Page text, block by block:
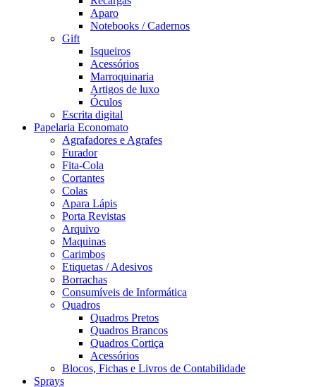
Aparo
Notebooks / Cadernos
Gift
Isqueiros
Acessórios
Marroquinaria
Artigos de luxo
Óculos
Escrita digital
Papelaria Economato
Agrafadores e Agrafes
Furador
Fita-Cola
Cortantes
Colas
Apara Lápis
Porta Revistas
Arquivo
Maquinas
Carimbos
Etiquetas / Adesivos
Borrachas
Consumíveis de Informática
Quadros
Quadros Pretos
Quadros Brancos
Quadros Cortiça
Acessórios
Blocos, Fichas e Livros de Contabilidade
Sprays